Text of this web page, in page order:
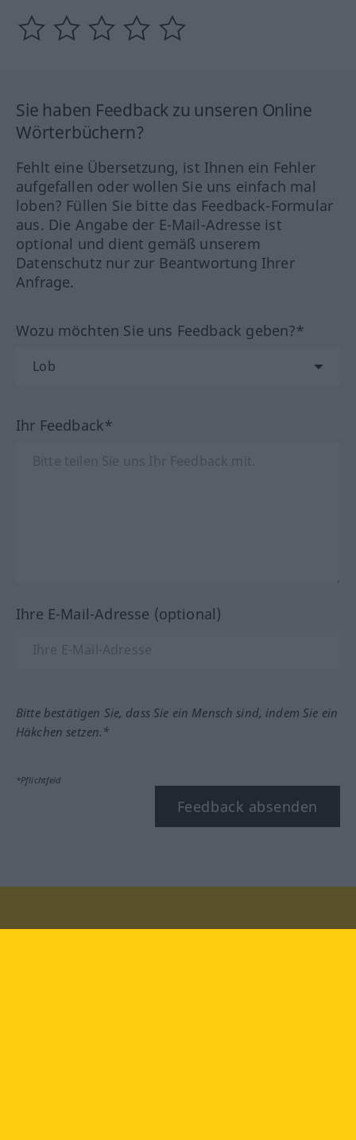
Sie haben Feedback zu unseren Online
Wörterbüchern?
Fehlt eine Übersetzung, ist Ihnen ein Fehler
aufgefallen oder wollen Sie uns einfach mal
loben? Füllen Sie bitte das Feedback-Formular
aus. Die Angabe der E-Mail-Adresse ist
optional und dient gemäß unserem
Datenschutz nur zur Beantwortung Ihrer
Anfrage.
Wozu möchten Sie uns Feedback geben?*
Ihr Feedback*
Ihre E-Mail-Adresse (optional)
Bitte bestätigen Sie, dass Sie ein Mensch sind, indem Sie ein
Häkchen setzen.*
*Pflichtfeld
Feedback absenden
Besuchen Sie uns auf: